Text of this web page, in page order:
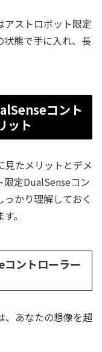
アストロボット限定
状態で手に入れ、長
コント
ット
見たメリットとデメ
限定DualSenseコン
っかり理解しておく
。
ントローラー
、あなたの想像を超